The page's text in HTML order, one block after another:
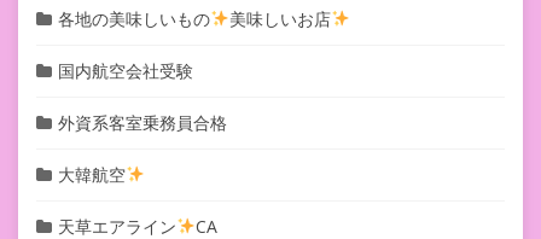
各地の美味しいもの 美味しいお店
国内航空会社受験
外資系客室乗務員合格
大韓航空
天草エアライン CA